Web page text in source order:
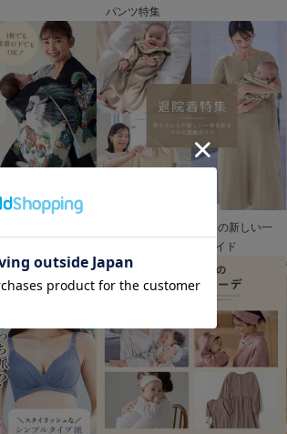
パンツ特集
退院着特集 赤ちゃんとの新しい一
歩を彩るママの服装ガイド